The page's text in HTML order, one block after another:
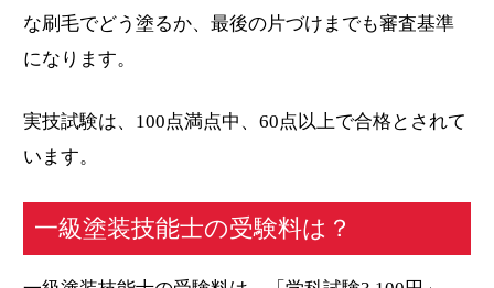
な刷毛でどう塗るか、最後の片づけまでも審査基準
になります。
実技試験は、100点満点中、60点以上で合格とされて
います。
一級塗装技能士の受験料は？